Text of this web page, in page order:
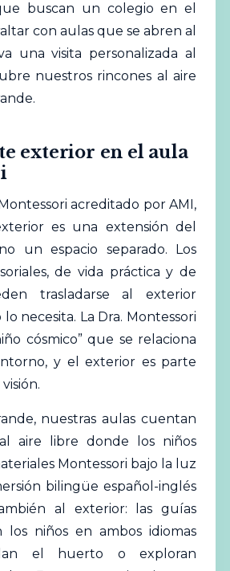
buscan un colegio en el
con aulas que se abren al
una visita personalizada al
nuestros rincones al aire
exterior en el aula
acreditado por AMI,
es una extensión del
un espacio separado. Los
de vida práctica y de
trasladarse al exterior
necesita. La Dra. Montessori
cósmico” que se relaciona
y el exterior es parte
nuestras aulas cuentan
aire libre donde los niños
Montessori bajo la luz
bilingüe español-inglés
al exterior: las guías
los niños en ambos idiomas
el huerto o exploran